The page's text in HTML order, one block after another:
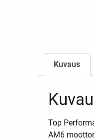
Kuvaus
Top
AM6